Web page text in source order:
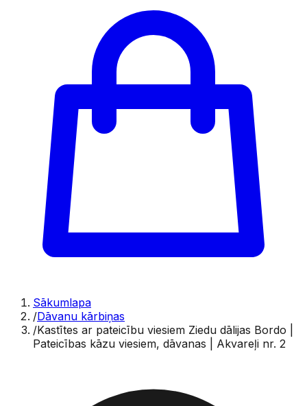
Sākumlapa
/Dāvanu kārbiņas
/Kastītes ar pateicību viesiem Ziedu dālijas Bordo |
Pateicības kāzu viesiem, dāvanas | Akvareļi nr. 2